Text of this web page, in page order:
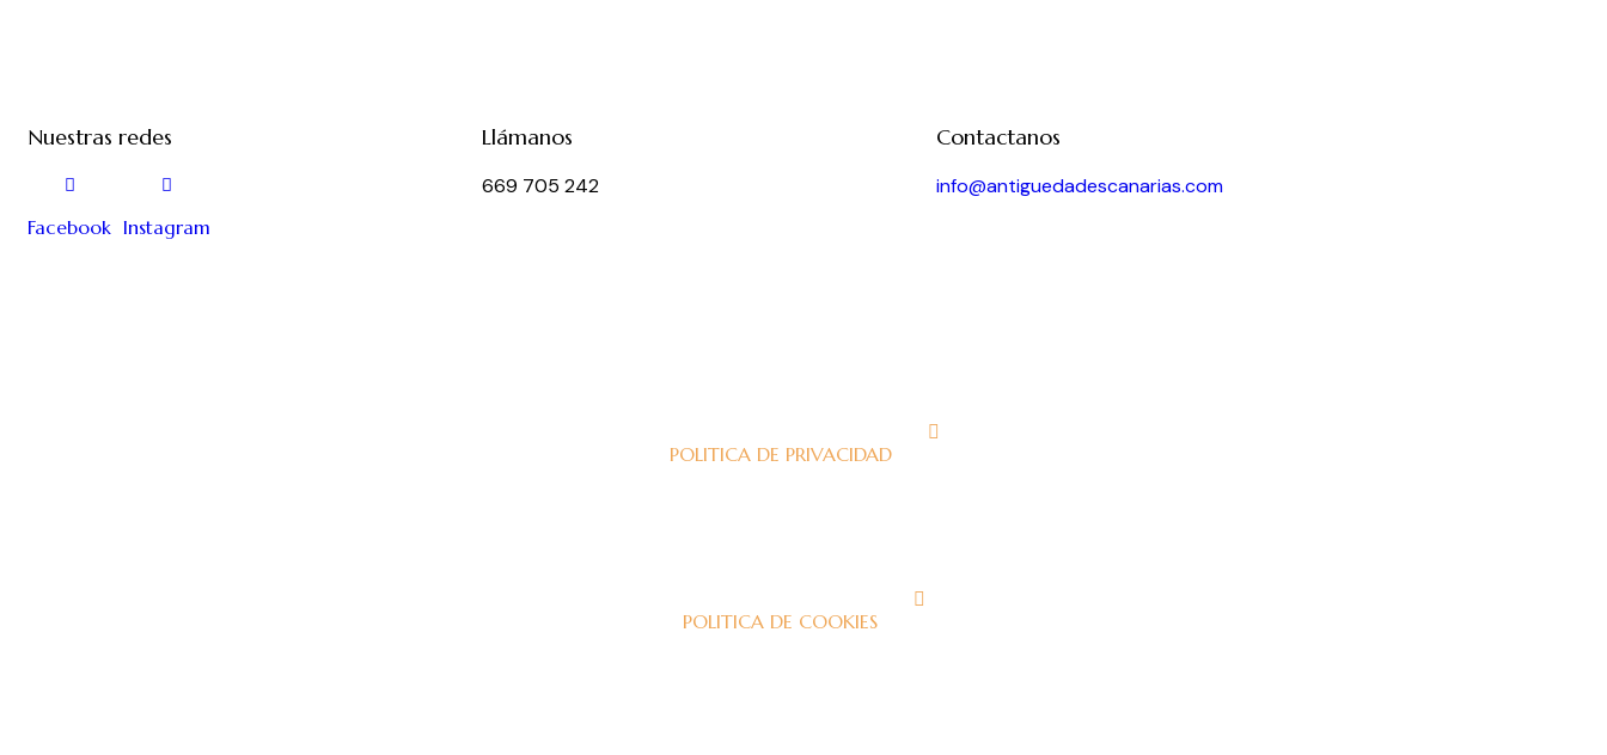
Nuestras redes
Facebook Instagram
Llámanos
669 705 242
Contactanos
info@antiguedadescanarias.com
POLITICA DE PRIVACIDAD
POLITICA DE COOKIES